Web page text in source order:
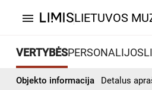
menu LIETUVOS
VERTYBĖSPERSONALIJOS
Objekto informacija Detalus